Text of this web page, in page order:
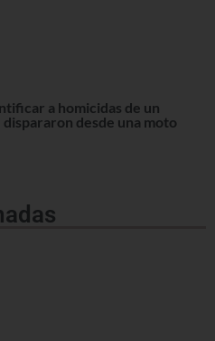
a homicidas de un
desde una moto